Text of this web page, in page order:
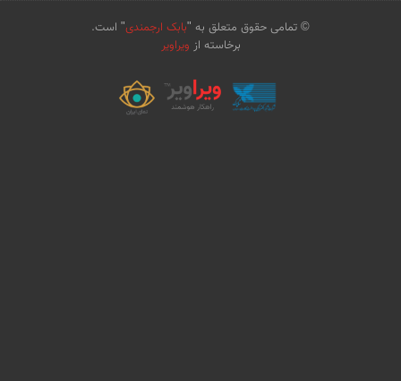
© تمامی حقوق متعلق به "بابک ارجمندی" است.
برخاسته از ویراویر